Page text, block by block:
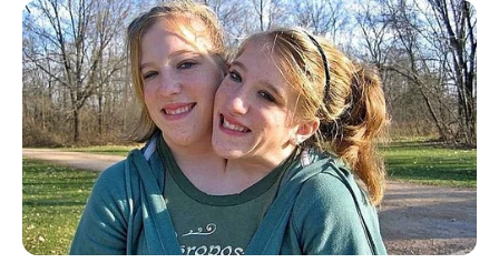
terlindungi. Meskipun langka, tapi tanaman ini belum termasuk
yang terancam punah.
Tapi alangkah baiknya kalau kita bisa menjaga dan merawat
dengan baik karena hidup manusia sudah sewajarnya
berdampingan dengan alam.
TAGS STORY TERATAI RAKSASA VICTORIA AMAZONICA